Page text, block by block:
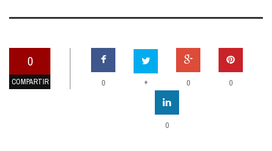
0
COMPARTIR 0 + 0 0
0